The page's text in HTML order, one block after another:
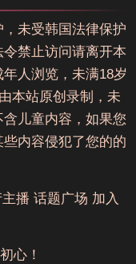
，未受韩国法律保护
禁止访问请离开本
人浏览，未满18岁
本站原创录制，未
儿童内容，如果您
内容侵犯了您的的
播 话题广场 加入
心！